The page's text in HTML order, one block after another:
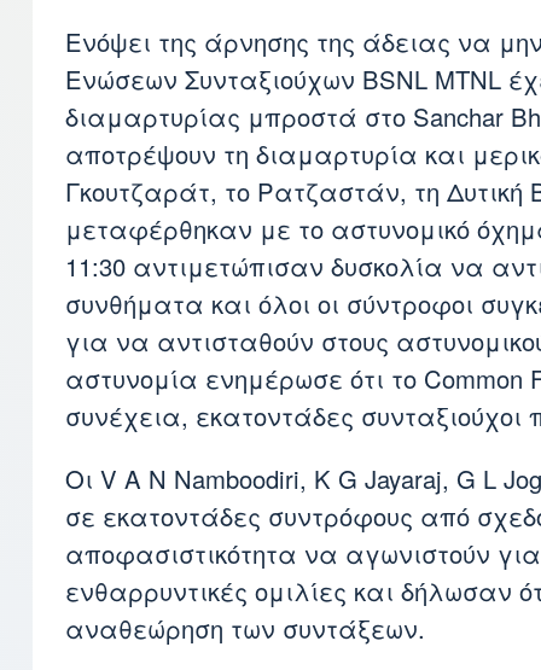
Ενόψει της άρνησης της άδειας να
Ενώσεων Συνταξιούχων BSNL MTNL
διαμαρτυρίας μπροστά στο Sanchar
αποτρέψουν τη διαμαρτυρία και
Γκουτζαράτ, το Ρατζαστάν, τη
μεταφέρθηκαν με το αστυνομικό
11:30 αντιμετώπισαν δυσκολία να
συνθήματα και όλοι οι σύντροφοι
για να αντισταθούν στους
αστυνομία ενημέρωσε ότι το Common
συνέχεια, εκατοντάδες
Οι V A N Namboodiri, K G Jayaraj, G L
σε εκατοντάδες συντρόφους από
αποφασιστικότητα να αγωνιστούν
ενθαρρυντικές ομιλίες και δήλωσαν
αναθεώρηση των συντάξεων.